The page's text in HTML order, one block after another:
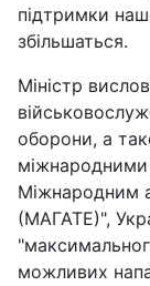
підтримки
збільшаться.
Міністр
оборони, а
Міжнародним
(МАГАТЕ)",
можливих